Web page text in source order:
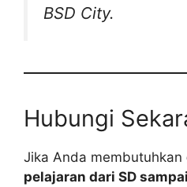
BSD City.
Hubungi
Jika Anda membutuhkan
pelajaran dari SD